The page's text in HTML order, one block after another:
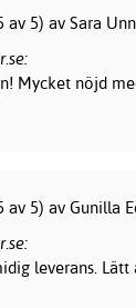
av 5) av Sara
Mycket nöjd
av 5) av Gunilla
leverans.